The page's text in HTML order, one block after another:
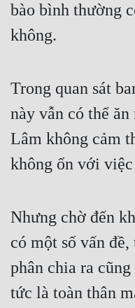
bào bình thường
không.
Trong quan sát
này vẫn có thể
Lâm không cảm
không ổn với
Nhưng chờ đến
có một số vấn
phân chia ra
tức là toàn thân